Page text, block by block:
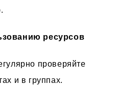
ресурсов
проверяйте
и в группах.